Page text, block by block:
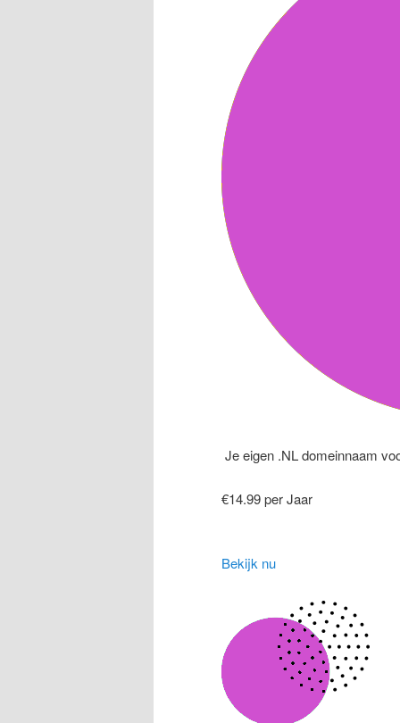
Je eigen .NL domeinnaam
€14.99 per Jaar
Bekijk nu